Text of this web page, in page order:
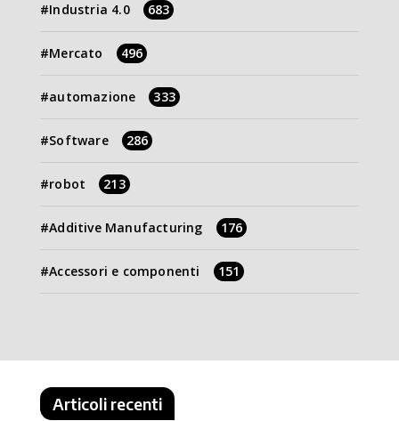
Industria 4.0 683
Mercato 496
automazione 333
Software 286
robot 213
Additive Manufacturing 176
Accessori e componenti 151
Articoli recenti